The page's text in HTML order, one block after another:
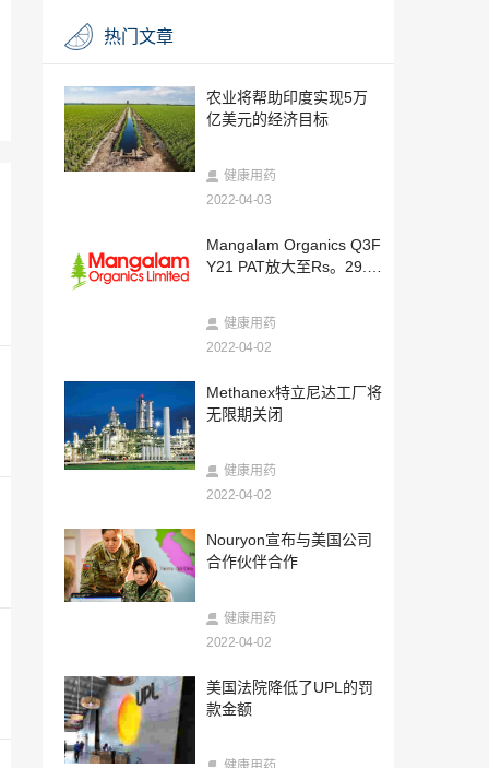
元；估值达到41.7亿美元
美国法院降低了UPL的罚款金额
2022-04-02
MISC从三星重工收到其第二艘VLEC的交
液化空气集团在巴斯夫丽水工厂部署第四
家工厂
Rallis India 21财年第3季度合并PAT的价
格为Rs。45.64千万
印度法院指示国防部将银行担保退还给迪
帕克肥料公司的子公司
2022-04-02
OQ Chemicals投资于氧化效率计划
GSFC任命新的常务董事
2022-04-02
内阁批准修改计划以提高乙醇容量
2022-04-02
巴斯夫推出可生物降解的络合剂
2022-04-02
热门文章
农业将帮助印度实现5万
亿美元的经济目标
健康用药
2022-04-03
Mangalam Organics Q3F
Y21 PAT放大至Rs。29.7
健康用药
2022-04-02
Methanex特立尼达工厂将
无限期关闭
健康用药
2022-04-02
Nouryon宣布与美国公司
合作伙伴合作
健康用药
2022-04-02
美国法院降低了UPL的罚
款金额